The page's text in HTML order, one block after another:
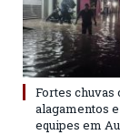
Fortes chuvas
alagamentos
equipes em